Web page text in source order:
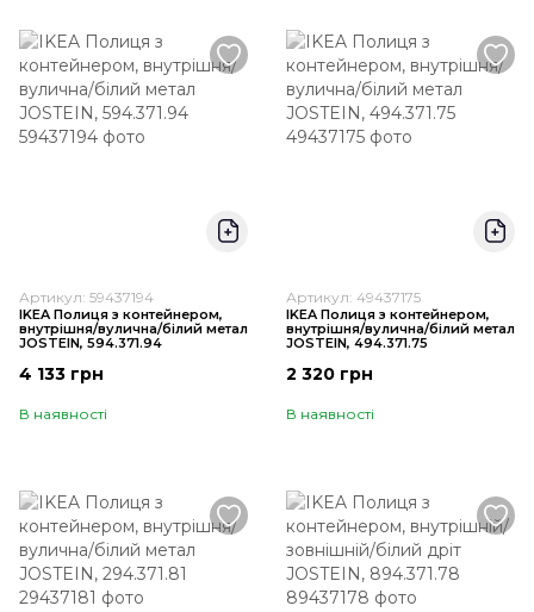
Артикул: 59437194
IKEA Полиця з контейнером,
внутрішня/вулична/білий метал
JOSTEIN, 594.371.94
4 133 грн
В наявності
Артикул: 49437175
IKEA Полиця з контейнером,
внутрішня/вулична/білий метал
JOSTEIN, 494.371.75
2 320 грн
В наявності